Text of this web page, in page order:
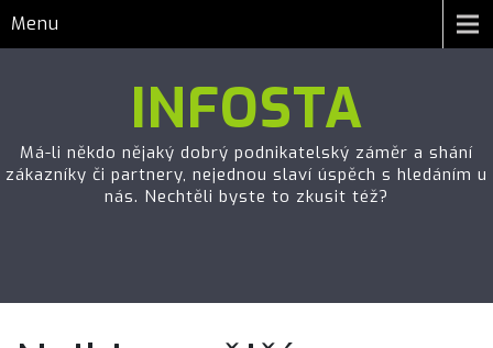
Menu
INFOSTA
Má-li někdo nějaký dobrý podnikatelský záměr a shání
zákazníky či partnery, nejednou slaví úspěch s hledáním u
nás. Nechtěli byste to zkusit též?